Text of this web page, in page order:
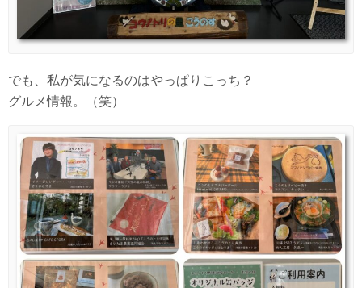
でも、私が気になるのはやっぱりこっち？
グルメ情報。（笑）